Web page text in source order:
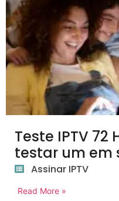
Teste IPTV 72
testar um em
Assinar IPTV
Read More »